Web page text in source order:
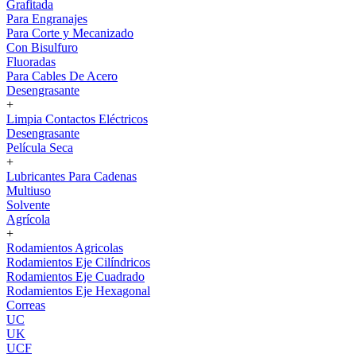
Grafitada
Para Engranajes
Para Corte y Mecanizado
Con Bisulfuro
Fluoradas
Para Cables De Acero
Desengrasante
+
Limpia Contactos Eléctricos
Desengrasante
Película Seca
+
Lubricantes Para Cadenas
Multiuso
Solvente
Agrícola
+
Rodamientos Agricolas
Rodamientos Eje Cilíndricos
Rodamientos Eje Cuadrado
Rodamientos Eje Hexagonal
Correas
UC
UK
UCF